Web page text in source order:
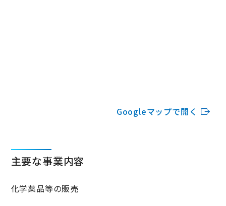
Googleマップで開く
主要な事業内容
化学薬品等の販売